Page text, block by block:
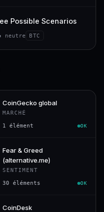
Possible Scenarios
neutre BTC
CoinGecko global
MARCHÉ
1 élément OK
Fear & Greed
(alternative.me)
SENTIMENT
30 éléments OK
CoinDesk